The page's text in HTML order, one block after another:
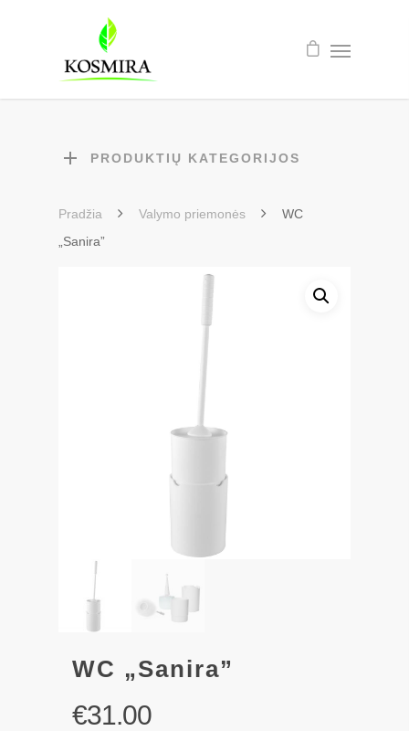
PRODUKTIŲ KATEGORIJOS
Pradžia Valymo priemonės
WC
„Sanira”
WC „Sanira”
€31.00